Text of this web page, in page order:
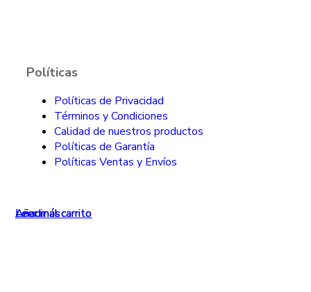
Leer más
Leer más
Añadir al carrito
Añadir al carrito
Añadir al carrito
Leer más
Políticas
Políticas de Privacidad
Términos y Condiciones
Calidad de nuestros productos
Políticas de Garantía
Políticas Ventas y Envíos